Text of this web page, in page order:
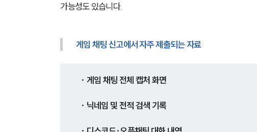
가능성도 있습니다.
게임 채팅 신고에서 자주 제출되는 자료
· 게임 채팅 전체 캡처 화면
· 닉네임 및 전적 검색 기록